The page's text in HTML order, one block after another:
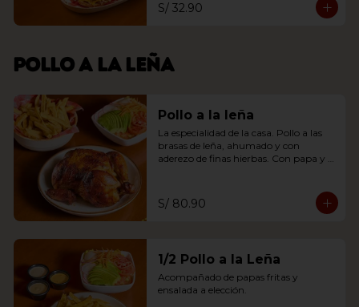
S/ 32.90
Pollo a la leña
Pollo a la leña
La especialidad de la casa. Pollo a las
brasas de leña, ahumado y con
aderezo de finas hierbas. Con papa y
S/ 80.90
1/2 Pollo a la Leña
Acompañado de papas fritas y
ensalada a elección.